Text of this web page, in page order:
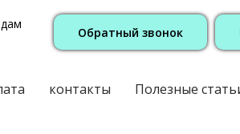
Обратный звонок
контакты Полезные